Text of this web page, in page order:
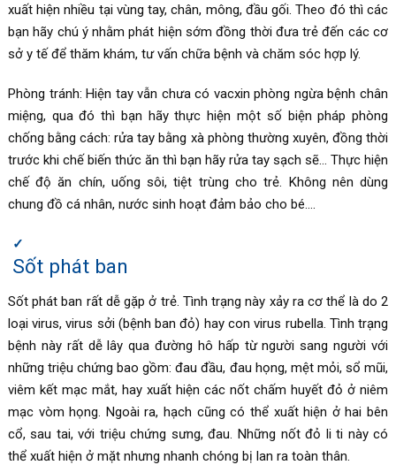
xuất hiện nhiều tại vùng tay, chân, mông, đầu gối. Theo đó thì các
bạn hãy chú ý nhằm phát hiện sớm đồng thời đưa trẻ đến các cơ
sở y tế để thăm khám, tư vấn chữa bệnh và chăm sóc hợp lý.
Phòng tránh: Hiện tay vẫn chưa có vacxin phòng ngừa bệnh chân
miệng, qua đó thì bạn hãy thực hiện một số biện pháp phòng
chống bằng cách: rửa tay bằng xà phòng thường xuyên, đồng thời
trước khi chế biến thức ăn thì bạn hãy rửa tay sạch sẽ… Thực hiện
chế độ ăn chín, uống sôi, tiệt trùng cho trẻ. Không nên dùng
chung đồ cá nhân, nước sinh hoạt đảm bảo cho bé….
Sốt phát ban
Sốt phát ban rất dễ gặp ở trẻ. Tình trạng này xảy ra cơ thể là do 2
loại virus, virus sởi (bệnh ban đỏ) hay con virus rubella. Tình trạng
bệnh này rất dễ lây qua đường hô hấp từ người sang người với
những triệu chứng bao gồm: đau đầu, đau họng, mệt mỏi, sổ mũi,
viêm kết mạc mắt, hay xuất hiện các nốt chấm huyết đỏ ở niêm
mạc vòm họng. Ngoài ra, hạch cũng có thể xuất hiện ở hai bên
cổ, sau tai, với triệu chứng sưng, đau. Những nốt đỏ li ti này có
thể xuất hiện ở mặt nhưng nhanh chóng bị lan ra toàn thân.